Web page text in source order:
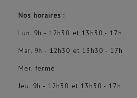
Nos horaires :
Lun. 9h - 12h30 et 13h30 - 17h
Mar. 9h - 12h30 et 13h30 - 17h
Mer. fermé
Jeu. 9h - 12h30 et 13h30 - 17h